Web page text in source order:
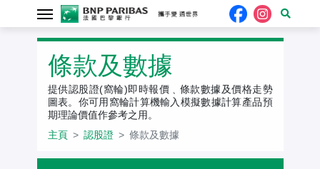
認股證
條款及數據
提供認股證(窩輪)即時報價﹑條款數據及價格走勢
圖表。你可用窩輪計算機輸入模擬數據計算產品預
期理論價值作參考之用。
主頁
認股證 條款及數據